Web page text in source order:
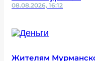
08.08.2026, 16:12
Жителям